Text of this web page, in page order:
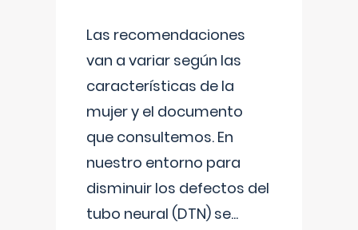
Las recomendaciones
van a variar según las
características de la
mujer y el documento
que consultemos. En
nuestro entorno para
disminuir los defectos del
tubo neural (DTN) se...